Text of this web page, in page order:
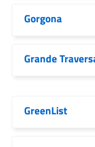
Gorgona
Grande
GreenList